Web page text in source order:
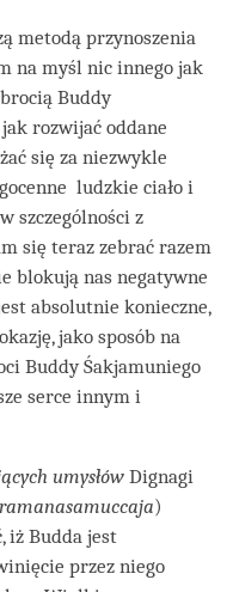
metodą przynoszenia
na myśl nic innego jak
Buddy
rozwijać oddane
się za niezwykle
ludzkie ciało i
szczególności z
się teraz zebrać razem
blokują nas negatywne
absolutnie konieczne,
jako sposób na
Buddy Śakjamuniego
serce innym i
umysłów Dignagi
)
iż Budda jest
przez niego